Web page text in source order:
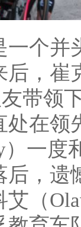
一个并
，崔
友带领
处在领
）一度
后，
艾（